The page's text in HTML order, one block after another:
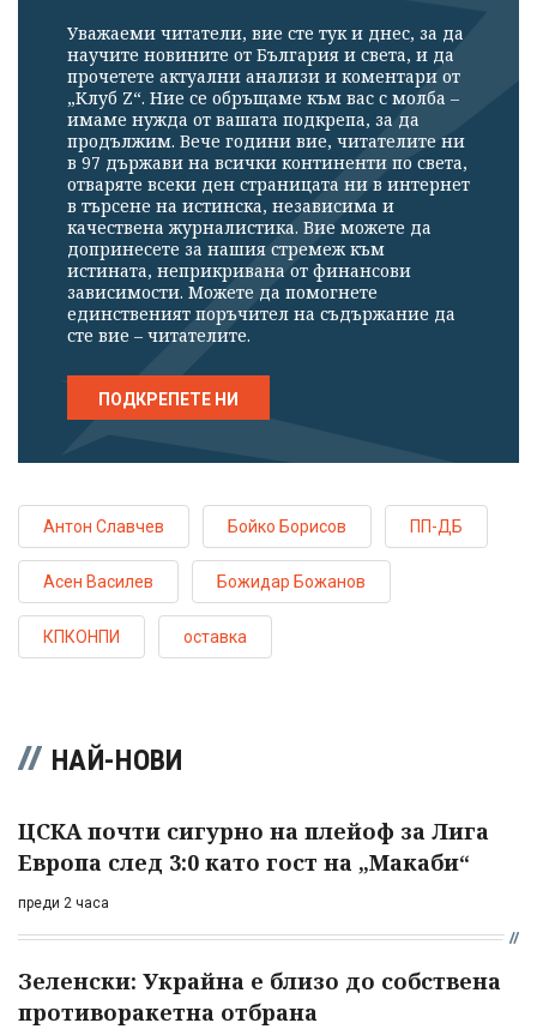
Уважаеми читатели, вие сте тук и днес, за да
научите новините от България и света, и да
прочетете актуални анализи и коментари от
„Клуб Z“. Ние се обръщаме към вас с молба –
имаме нужда от вашата подкрепа, за да
продължим. Вече години вие, читателите ни
в 97 държави на всички континенти по света,
отваряте всеки ден страницата ни в интернет
в търсене на истинска, независима и
качествена журналистика. Вие можете да
допринесете за нашия стремеж към
истината, неприкривана от финансови
зависимости. Можете да помогнете
единственият поръчител на съдържание да
сте вие – читателите.
ПОДКРЕПЕТЕ НИ
Антон Славчев Бойко Борисов ПП-ДБ
Асен Василев Божидар Божанов
КПКОНПИ оставка
НАЙ-НОВИ
ЦСКА почти сигурно на плейоф за Лига
Европа след 3:0 като гост на „Макаби“
преди 2 часа
Зеленски: Украйна е близо до собствена
противоракетна отбрана